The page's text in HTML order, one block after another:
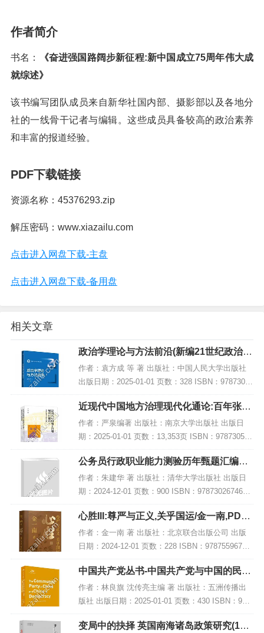
作者简介
书名：
《奋进强国路阔步新征程:新中国成立75周年伟大成
就综述》
该书编写团队成员来自新华社国内部、摄影部以及各地分
社的一线骨干记者与编辑。这些成员具备较高的政治素养
和丰富的报道经验。
PDF下载链接
资源名称：45376293.zip
解压密码：www.xiazailu.com
点击进入网盘下载-主盘
点击进入网盘下载-备用盘
相关文章
政治学理论与方法前沿(新编21世纪政治学
系列教材),PDF下载
作者：袁方成 等 著 出版社：中国人民大学出版社
出版日期：2025-01-01 页数：328 ISBN：97873003
28423 电子书大小：231MB [高清扫描版PDF格式]
内容简...
近现代中国地方治理现代化通论:百年张謇
与路径探索,PDF下载
作者：严泉编著 出版社：南京大学出版社 出版日
期：2025-01-01 页数：13,353页 ISBN：978730528
1747 电子书大小：238MB [高清扫描版PDF格式] 内
容简介...
公务员行政职业能力测验历年甄题汇编及
参考答案解析,PDF下载
作者：朱建华 著 出版社：清华大学出版社 出版日
期：2024-12-01 页数：900 ISBN：9787302674665
电子书大小：225MB [高清扫描版PDF格式] 内容简
介 《公...
心胜III:尊严与正义,关乎国运/金一南,PDF
电子书下载
作者：金一南 著 出版社：北京联合出版公司 出版
日期：2024-12-01 页数：228 ISBN：97875596793
83 电子书大小：235MB [高清扫描版PDF格式] 内容
简介 《...
中国共产党丛书-中国共产党与中国的民主
建设(英),PDF下载
作者：林良旗 沈传亮主编 著 出版社：五洲传播出
版社 出版日期：2025-01-01 页数：430 ISBN：978
7508542652 电子书大小：186MB [高清扫描版PDF
格式] 内...
变局中的抉择 英国南海诸岛政策研究(192